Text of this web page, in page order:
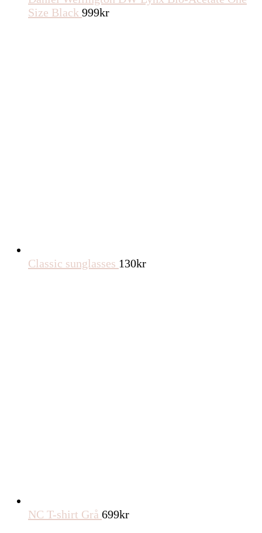
Size Black 999kr
Classic sunglasses 130kr
NC T-shirt Grå 699kr